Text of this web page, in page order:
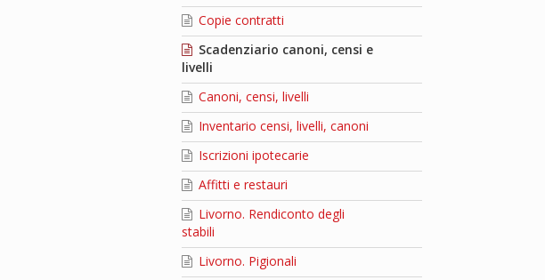
Copie contratti
Scadenziario canoni, censi e
livelli
Canoni, censi, livelli
Inventario censi, livelli, canoni
Iscrizioni ipotecarie
Affitti e restauri
Livorno. Rendiconto degli
stabili
Livorno. Pigionali